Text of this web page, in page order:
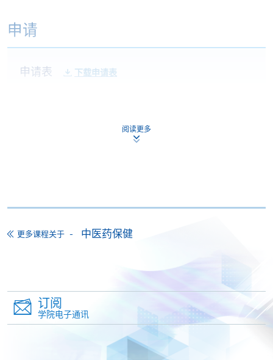
申请
申请表 下载申请表
正本及副本，亲临学院任何一所报名中心报名。如非
(WeChat Pay) 或支付宝(Alipay)
申请人可亲临学院任何一所报名中心，以现金、「易
办事」、微信支付（WeChat Pay）或支付宝
如以划线支票或银行本票缴付，抬头请注明「香港大
学专业进修学院」。支票背面请写上课程名称及申请
阅读更多
更多课程关于 中医药保健
订阅
学院电子通讯